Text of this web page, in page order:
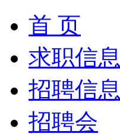
首 页
求职信息
招聘信息
招聘会